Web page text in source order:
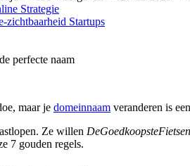
Strategie
zichtbaarheid Startups
perfecte naam
maar je domeinnaam veranderen is
Ze willen
7 gouden regels.